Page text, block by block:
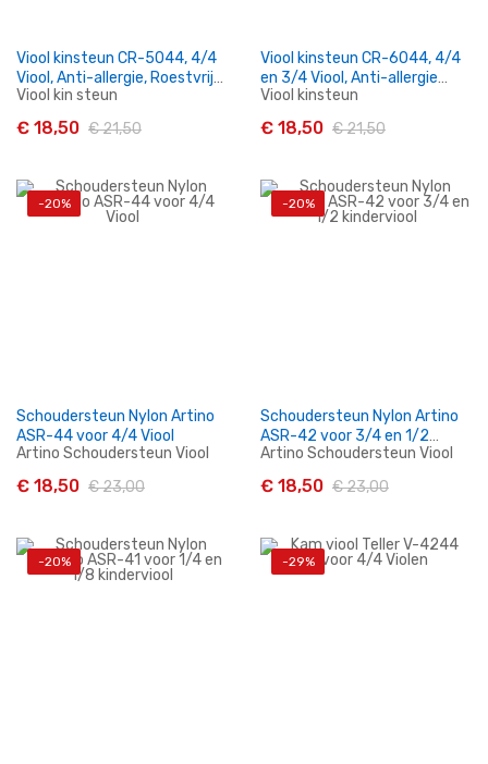
In Winkelwagen
Viool kinsteun CR-5044, 4/4
Viool, Anti-allergie, Roestvrij
stalen klemmen
Viool kin steun
€ 18,50 € 21,50
In Winkelwagen
Viool kinsteun CR-6044, 4/4
en 3/4 Viool, Anti-allergie
Roestvrij stalen klemmen
Viool kinsteun
€ 18,50 € 21,50
-20%
In Winkelwagen
Schoudersteun Nylon Artino
ASR-44 voor 4/4 Viool
Artino Schoudersteun Viool
€ 18,50 € 23,00
-20%
In Winkelwagen
Schoudersteun Nylon Artino
ASR-42 voor 3/4 en 1/2
kinderviool
Artino Schoudersteun Viool
€ 18,50 € 23,00
-20% -29%